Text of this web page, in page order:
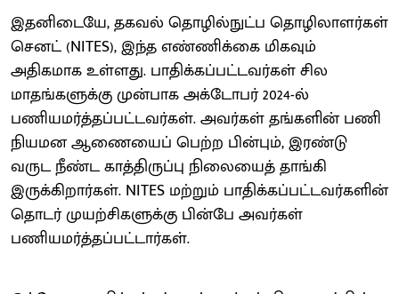
இதனிடையே, தகவல் தொழில்நுட்ப தொழிலாளர்கள்
செனட் (NITES), இந்த எண்ணிக்கை மிகவும்
அதிகமாக உள்ளது. பாதிக்கப்பட்டவர்கள் சில
மாதங்களுக்கு முன்பாக அக்டோபர் 2024-ல்
பணியமர்த்தப்பட்டவர்கள். அவர்கள் தங்களின் பணி
நியமன ஆணையைப் பெற்ற பின்பும், இரண்டு
வருட நீண்ட காத்திருப்பு நிலையைத் தாங்கி
இருக்கிறார்கள். NITES மற்றும் பாதிக்கப்பட்டவர்களின்
தொடர் முயற்சிகளுக்கு பின்பே அவர்கள்
பணியமர்த்தப்பட்டார்கள்.